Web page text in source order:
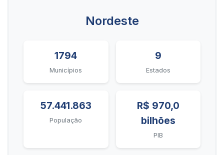
Nordeste
1794
Municípios
9
Estados
57.441.863
População
R$ 970,0
bilhões
PIB